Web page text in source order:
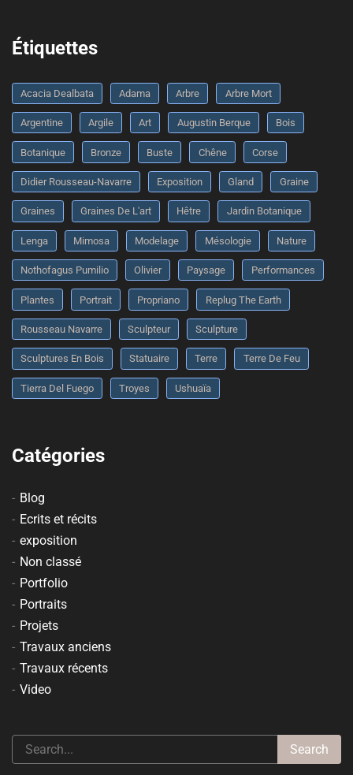
Étiquettes
Acacia Dealbata Adama Arbre Arbre Mort
Argentine Argile Art Augustin Berque Bois
Botanique Bronze Buste Chêne Corse
Didier Rousseau-Navarre Exposition Gland Graine
Graines Graines De L'art Hêtre Jardin Botanique
Lenga Mimosa Modelage Mésologie Nature
Nothofagus Pumilio Olivier Paysage Performances
Plantes Portrait Propriano Replug The Earth
Rousseau Navarre Sculpteur Sculpture
Sculptures En Bois Statuaire Terre Terre De Feu
Tierra Del Fuego Troyes Ushuaïa
Catégories
Blog
Ecrits et récits
exposition
Non classé
Portfolio
Portraits
Projets
Travaux anciens
Travaux récents
Video